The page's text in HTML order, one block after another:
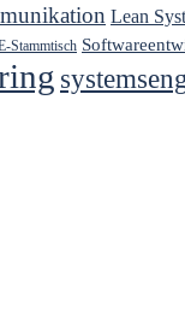
Lean
Stammtisch